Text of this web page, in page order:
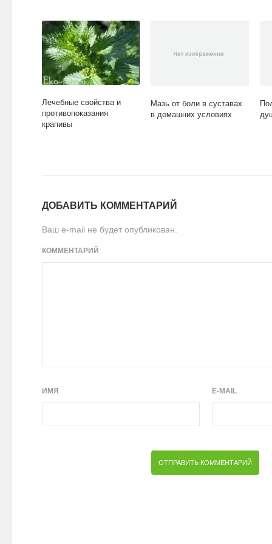
Лечебные свойства и
противопоказания
крапивы
Мазь от боли в суставах
в домашних условиях
ДОБАВИТЬ КОММЕНТАРИЙ
Ваш e-mail не будет опубликован.
КОММЕНТАРИЙ
ИМЯ E-MAIL